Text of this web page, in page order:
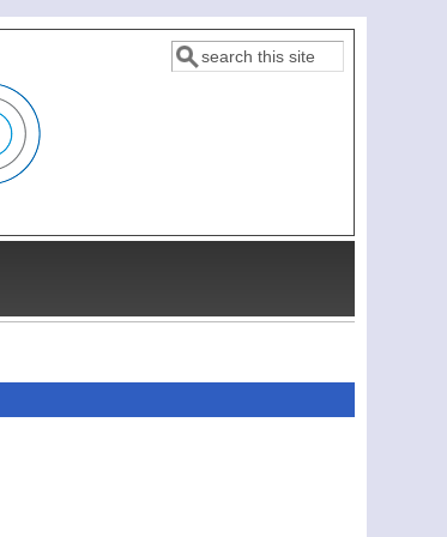
Formulaire de recherche
Rechercher